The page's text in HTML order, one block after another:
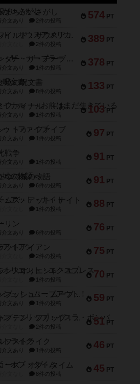
574 PT
まちがいさがし
介文あり 2件の投稿
389 PT
リワイルド：サウスアメリカ
2件の投稿
378 PT
アンダー・ザ・テーブラー
介文あり 1件の投稿
133 PT
暁の呪文書
介文あり 8件の投稿
103 PT
セミファイナル ～お前はまだ生きている～
介文あり 1件の投稿
97 PT
・トゥ・ファイブ
介文あり 1件の投稿
91 PT
戦争
介文あり 1件の投稿
91 PT
つの城の物語
介文あり 6件の投稿
88 PT
ムズ・アット・ナイト
1件の投稿
76 PT
リン
介文あり 6件の投稿
75 PT
ットアイアン
2件の投稿
70 PT
トランスオリエント・エクスプレス
1件の投稿
59 PT
アンブッシュ！：ムーブアウト！
介文あり 1件の投稿
51 PT
キャプテン・フリップ：イスラ・ボンバ
2件の投稿
46 PT
フストライク
介文あり 1件の投稿
45 PT
ーズ・オブ・タイム
8件の投稿